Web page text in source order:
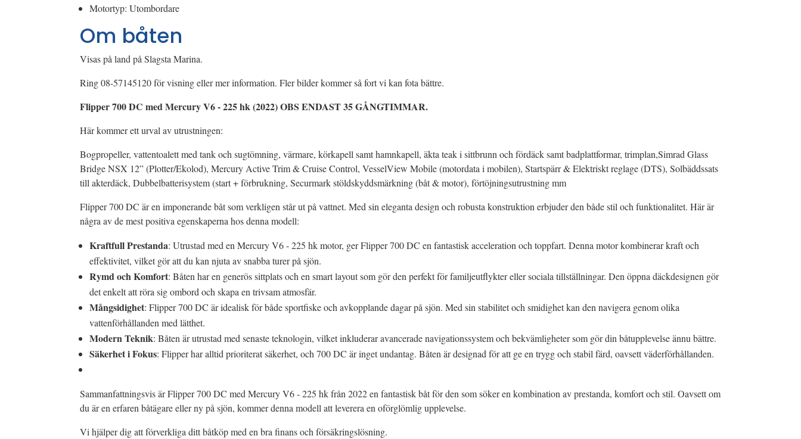
Motortyp: Utombordare
Om båten
Visas på land på Slagsta Marina.
Ring 08-57145120 för visning eller mer information. Fler bilder kommer så fort vi kan fota bättre.
Flipper 700 DC med Mercury V6 - 225 hk (2022) OBS ENDAST 35 GÅNGTIMMAR.
Här kommer ett urval av utrustningen:
Bogpropeller, vattentoalett med tank och sugtömning, värmare, körkapell samt hamnkapell, äkta teak i sittbrunn och fördäck samt badplattformar, trimplan,Simrad Glass
Bridge NSX 12” (Plotter/Ekolod), Mercury Active Trim & Cruise Control, VesselView Mobile (motordata i mobilen), Startspärr & Elektriskt reglage (DTS), Solbäddssats
till akterdäck, Dubbelbatterisystem (start + förbrukning, Securmark stöldskyddsmärkning (båt & motor), förtöjningsutrustning mm
Flipper 700 DC är en imponerande båt som verkligen står ut på vattnet. Med sin eleganta design och robusta konstruktion erbjuder den både stil och funktionalitet. Här är
några av de mest positiva egenskaperna hos denna modell:
Kraftfull Prestanda: Utrustad med en Mercury V6 - 225 hk motor, ger Flipper 700 DC en fantastisk acceleration och toppfart. Denna motor kombinerar kraft och
effektivitet, vilket gör att du kan njuta av snabba turer på sjön.
Rymd och Komfort: Båten har en generös sittplats och en smart layout som gör den perfekt för familjeutflykter eller sociala tillställningar. Den öppna däckdesignen gör
det enkelt att röra sig ombord och skapa en trivsam atmosfär.
Mångsidighet: Flipper 700 DC är idealisk för både sportfiske och avkopplande dagar på sjön. Med sin stabilitet och smidighet kan den navigera genom olika
vattenförhållanden med lätthet.
Modern Teknik: Båten är utrustad med senaste teknologin, vilket inkluderar avancerade navigationssystem och bekvämligheter som gör din båtupplevelse ännu bättre.
Säkerhet i Fokus: Flipper har alltid prioriterat säkerhet, och 700 DC är inget undantag. Båten är designad för att ge en trygg och stabil färd, oavsett väderförhållanden.
Sammanfattningsvis är Flipper 700 DC med Mercury V6 - 225 hk från 2022 en fantastisk båt för den som söker en kombination av prestanda, komfort och stil. Oavsett om
du är en erfaren båtägare eller ny på sjön, kommer denna modell att leverera en oförglömlig upplevelse.
Vi hjälper dig att förverkliga ditt båtköp med en bra finans och försäkringslösning.